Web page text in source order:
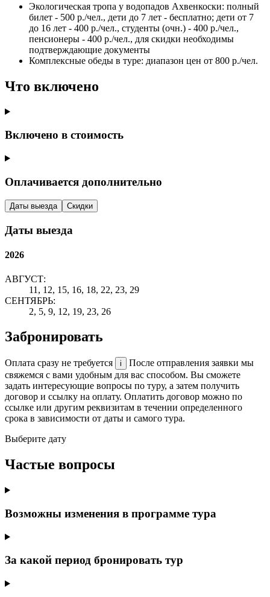
Экологическая тропа у водопадов Ахвенкоски: полный
билет - 500 р./чел., дети до 7 лет - бесплатно; дети от 7
до 16 лет - 400 р./чел., студенты (очн.) - 400 р./чел.,
пенсионеры - 400 р./чел., для скидки необходимы
подтверждающие документы
Комплексные обеды в туре: диапазон цен от 800 р./чел.
Что включено
Включено в стоимость
Оплачивается дополнительно
Даты выезда Скидки
Даты выезда
2026
АВГУСТ:
11, 12, 15, 16, 18, 22, 23, 29
СЕНТЯБРЬ:
2, 5, 9, 12, 19, 23, 26
Забронировать
Оплата сразу не требуется i
После отправления заявки мы
свяжемся с вами удобным для вас способом. Вы сможете
задать интересующие вопросы по туру, а затем получить
договор и ссылку на оплату. Оплатить договор можно по
ссылке или другим реквизитам в течении определенного
срока в зависимости от даты и самого тура.
Выберите дату
Частые вопросы
Возможны изменения в программе тура
За какой период бронировать тур